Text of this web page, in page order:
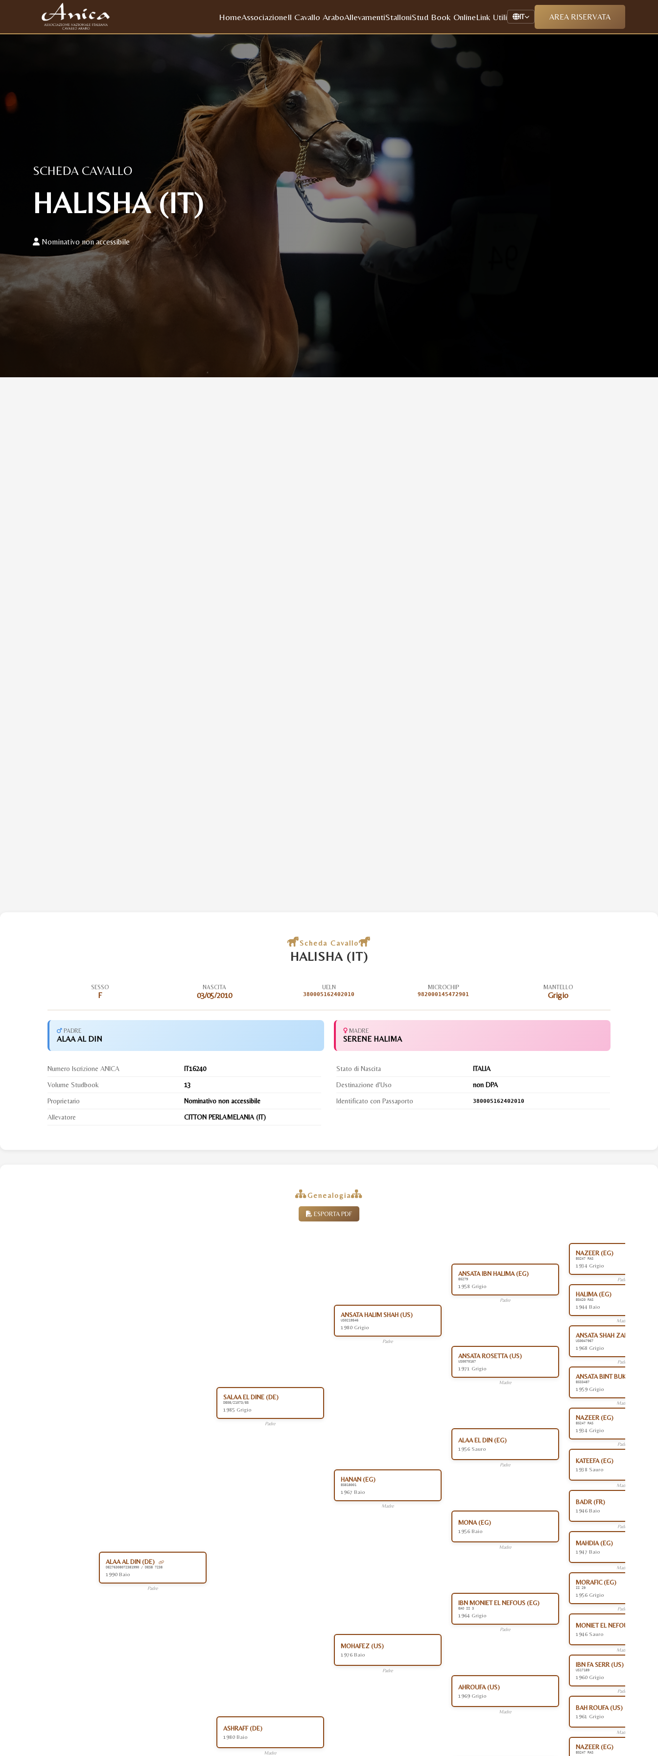
HomeAssociazioneIl Cavallo AraboAllevamentiStalloniStud Book OnlineLink Utili IT AREA RISERVATA
SCHEDA CAVALLO
HALISHA (IT)
Nominativo non accessibile
Scheda Cavallo
HALISHA (IT)
SESSO
F
NASCITA
03/05/2010
UELN
380005162402010
MICROCHIP
982000145472901
MANTELLO
Grigio
PADRE
ALAA AL DIN
MADRE
SERENE HALIMA
Numero Iscrizione ANICA IT16240
Volume Studbook 13
Proprietario Nominativo non accessibile
Allevatore CITTON PERLAMELANIA (IT)
Stato di Nascita ITALIA
Destinazione d'Uso non DPA
Identificato con Passaporto 380005162402010
Genealogia
ESPORTA PDF
ALAA AL DIN (DE)
DE276308072381990 / DESB 7238
1990 Baio
Padre
SALAA EL DINE (DE)
DE08/21073/85
1985 Grigio
Padre
ANSATA HALIM SHAH (US)
US0219546
1980 Grigio
Padre
ANSATA IBN HALIMA (EG)
EG279
1958 Grigio
Padre
NAZEER (EG)
EG247 RAS
1934 Grigio
Padre
HALIMA (EG)
EG420 RAS
1944 Baio
Madre
ANSATA ROSETTA (US)
US0070167
1971 Grigio
Madre
ANSATA SHAH ZAMAN (US)
US0047967
1968 Grigio
Padre
ANSATA BINT BUKRA (EG)
EG33487
1959 Grigio
Madre
HANAN (EG)
EG818001
1967 Baio
Madre
ALAA EL DIN (EG)
1956 Sauro
Padre
NAZEER (EG)
EG247 RAS
1934 Grigio
Padre
KATEEFA (EG)
1938 Sauro
Madre
MONA (EG)
1956 Baio
Madre
BADR (FR)
1946 Baio
Padre
MAHDIA (EG)
1947 Baio
Madre
ASHRAFF (DE)
1980 Baio
Madre
MOHAFEZ (US)
1976 Baio
Padre
IBN MONIET EL NEFOUS (EG)
EAO II 3
1964 Grigio
Padre
MORAFIC (EG)
II 29
1956 Grigio
Padre
MONIET EL NEFOUS (EG)
1946 Sauro
Madre
AHROUFA (US)
1969 Grigio
Madre
IBN FA SERR (US)
US17189
1960 Grigio
Padre
BAH ROUFA (US)
1961 Grigio
Madre
NAZEER (EG)
EG247 RAS